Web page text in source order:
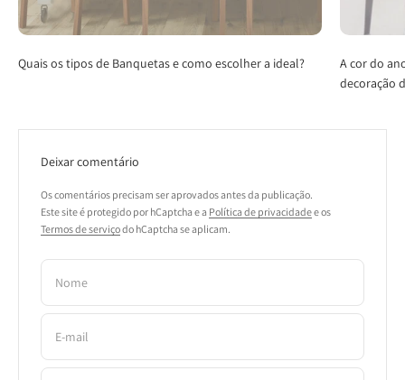
Quais os tipos de Banquetas e como escolher a ideal?
A cor do
decoração
Deixar comentário
Os comentários precisam ser aprovados antes da publicação.
Este site é protegido por hCaptcha e a Política de privacidadee os
Termos de serviçodo hCaptcha se aplicam.
Nome
E-mail